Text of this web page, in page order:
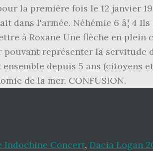
la première fois le 12 janvier
l'armée. Néhémie 6 â¦ 4
à Roxane Une flèche en plein
pouvant représenter la
depuis 5 ans (citoyens
de la mer. CONFUSION.
Indochine Concert, Dacia Logan